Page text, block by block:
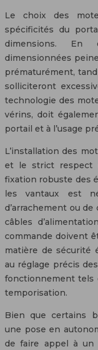
Le choix des
spécificités du
dimensions. En
dimensionnées
prématurément,
solliciteront
technologie des
vérins, doit
portail et à l’usage
L’installation des
et le strict respect
fixation robuste des
les vantaux est
d’arrachement ou de
câbles
commande doivent
matière de sécurité
au réglage précis
fonctionnement tels
temporisation.
Bien que certains
une pose en
de faire appel à un